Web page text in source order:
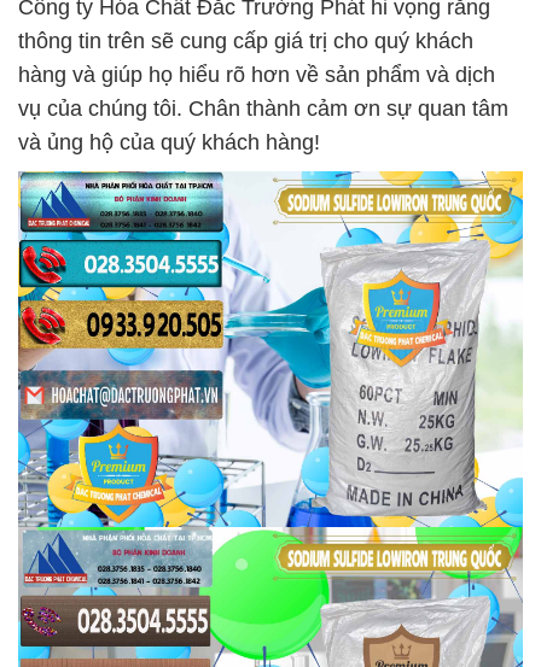
Công ty Hóa Chất Đắc Trường Phát hi vọng rằng
thông tin trên sẽ cung cấp giá trị cho quý khách
hàng và giúp họ hiểu rõ hơn về sản phẩm và dịch
vụ của chúng tôi. Chân thành cảm ơn sự quan tâm
và ủng hộ của quý khách hàng!